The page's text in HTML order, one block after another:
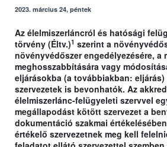
2023. március 24, péntek
Az élelmiszerláncról és hatósági
törvény (Éltv.)1 szerint a
növényvédőszer engedélyezésére, a
meghosszabbítására vagy
eljárásokba (a továbbiakban:
szervezetek is bevonhatók. Az
élelmiszerlánc-felügyeleti szervvel
megállapodást kötött szervezet a
dokumentáció szakmai
értékelő szervezetnek meg kell